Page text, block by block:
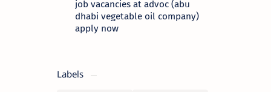
job vacancies at advoc (abu
dhabi vegetable oil company)
apply now
Labels